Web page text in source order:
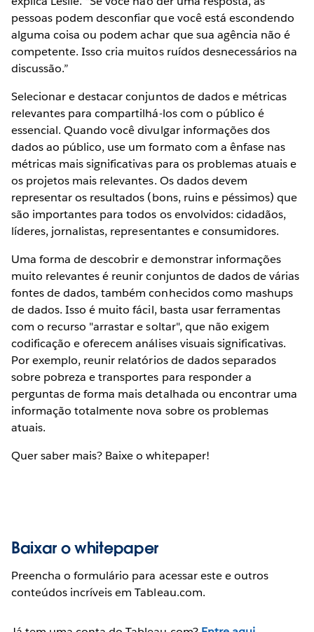
pessoas podem desconfiar que você está escondendo
alguma coisa ou podem achar que sua agência não é
competente. Isso cria muitos ruídos desnecessários na
discussão.”
Selecionar e destacar conjuntos de dados e métricas
relevantes para compartilhá-los com o público é
essencial. Quando você divulgar informações dos
dados ao público, use um formato com a ênfase nas
métricas mais significativas para os problemas atuais e
os projetos mais relevantes. Os dados devem
representar os resultados (bons, ruins e péssimos) que
são importantes para todos os envolvidos: cidadãos,
líderes, jornalistas, representantes e consumidores.
Uma forma de descobrir e demonstrar informações
muito relevantes é reunir conjuntos de dados de várias
fontes de dados, também conhecidos como mashups
de dados. Isso é muito fácil, basta usar ferramentas
com o recurso "arrastar e soltar", que não exigem
codificação e oferecem análises visuais significativas.
Por exemplo, reunir relatórios de dados separados
sobre pobreza e transportes para responder a
perguntas de forma mais detalhada ou encontrar uma
informação totalmente nova sobre os problemas
atuais.
Quer saber mais? Baixe o whitepaper!
Baixar o whitepaper
Preencha o formulário para acessar este e outros
conteúdos incríveis em Tableau.com.